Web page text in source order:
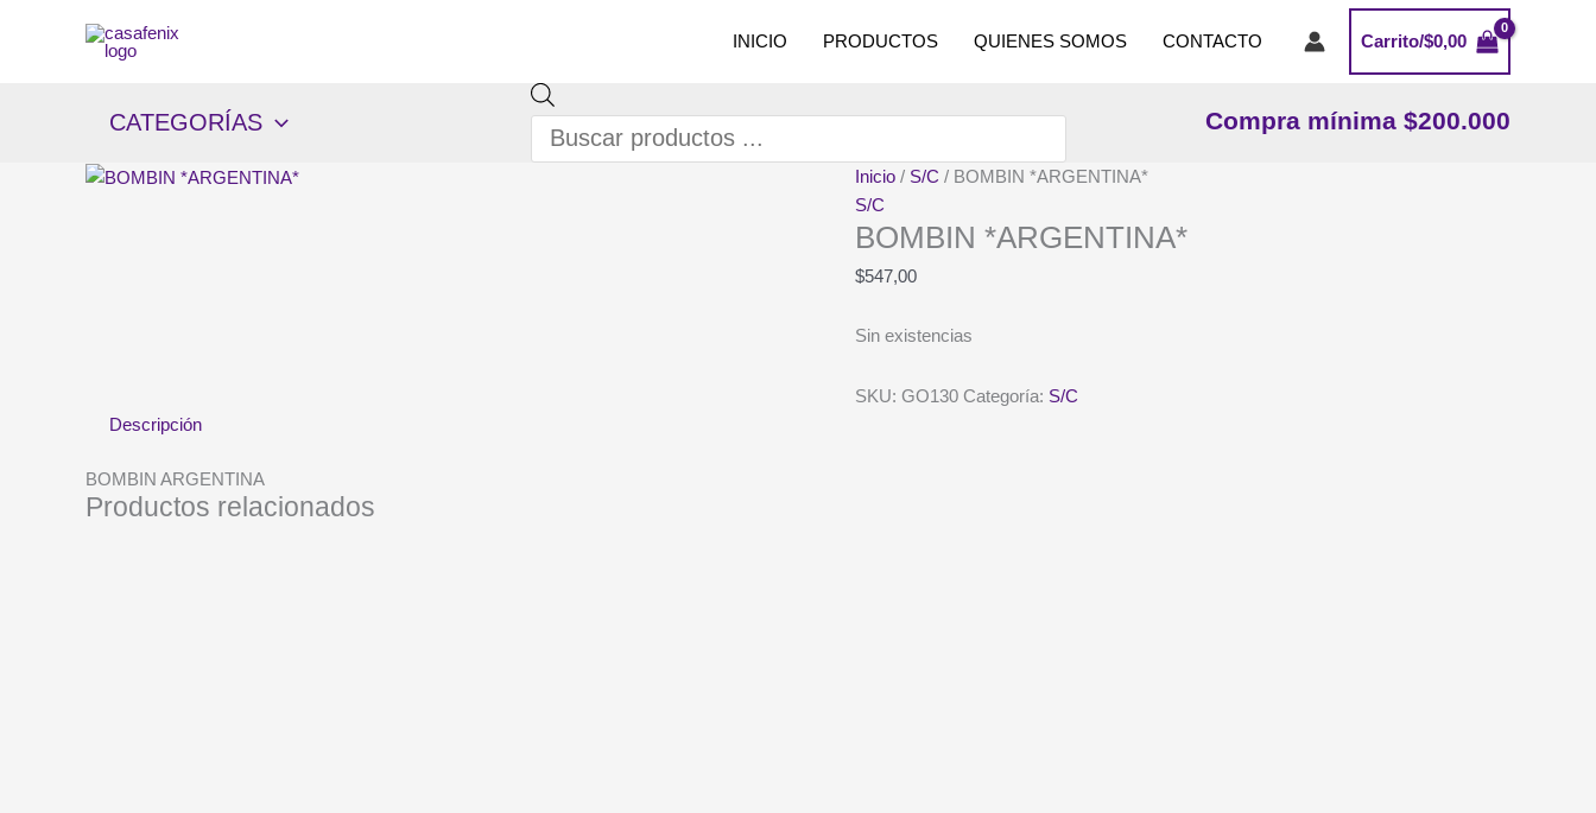
INICIO PRODUCTOS QUIENES SOMOS CONTACTO Carrito/$0,00
CATEGORÍAS
productos
Compra mínima $200.000
Inicio / S/C / BOMBIN *ARGENTINA*
S/C
BOMBIN *ARGENTINA*
$547,00
Sin existencias
SKU: GO130 Categoría: S/C
Descripción
BOMBIN ARGENTINA
Productos relacionados